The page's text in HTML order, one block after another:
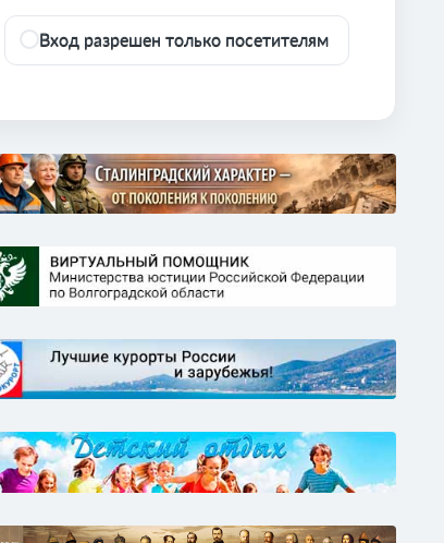
Вход разрешен только посетителям